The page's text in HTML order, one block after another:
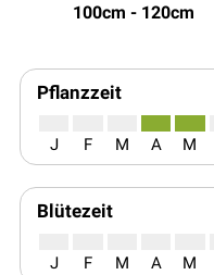
100cm - 120cm
Pflanzzeit
J F M A M
Blütezeit
J F M A M